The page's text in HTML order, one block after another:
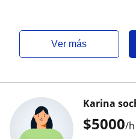
ver más
$5000/h
Karina